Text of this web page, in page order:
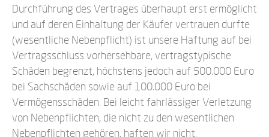
Durchführung des Vertrages überhaupt erst ermöglicht
und auf deren Einhaltung der Käufer vertrauen durfte
(wesentliche Nebenpflicht) ist unsere Haftung auf bei
Vertragsschluss vorhersehbare, vertragstypische
Schäden begrenzt, höchstens jedoch auf 500.000 Euro
bei Sachschäden sowie auf 100.000 Euro bei
Vermögensschäden. Bei leicht fahrlässiger Verletzung
von Nebenpflichten, die nicht zu den wesentlichen
Nebenpflichten gehören, haften wir nicht.